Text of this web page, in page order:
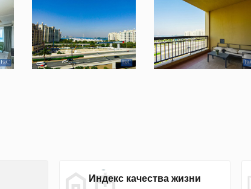
Индекс качества жизни